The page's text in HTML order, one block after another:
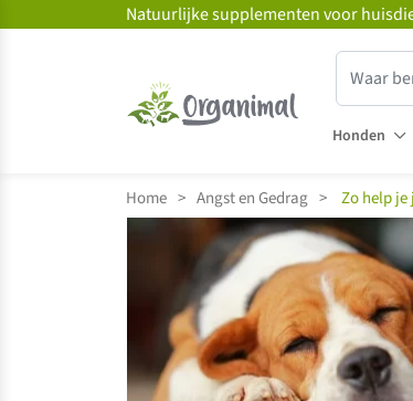
Natuurlijke supplementen voor
Honden
Home > Angst en Gedrag > Zo help